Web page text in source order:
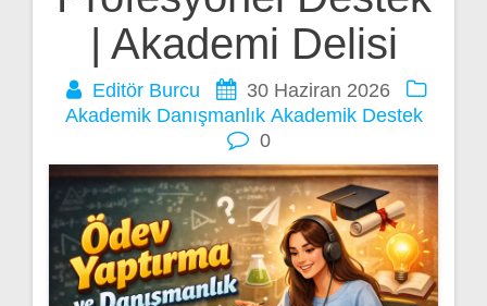
| Akademi Delisi
Editör Burcu
30 Haziran 2026
Akademik Danışmanlık Akademik Destek
0